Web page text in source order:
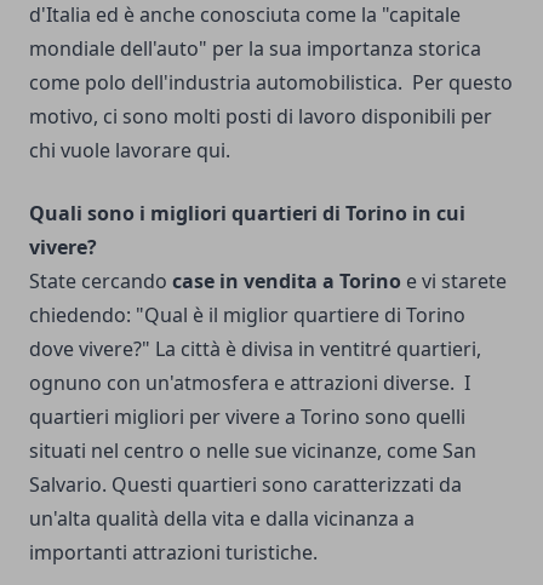
d'Italia ed è anche conosciuta come la "capitale
mondiale dell'auto" per la sua importanza storica
come polo dell'industria automobilistica. Per questo
motivo, ci sono molti posti di lavoro disponibili per
chi vuole lavorare qui.
Quali sono i migliori quartieri di Torino in cui
vivere?
State cercando case in vendita a Torino e vi starete
chiedendo: "Qual è il miglior quartiere di Torino
dove vivere?" La città è divisa in ventitré quartieri,
ognuno con un'atmosfera e attrazioni diverse. I
quartieri migliori per vivere a Torino sono quelli
situati nel centro o nelle sue vicinanze, come San
Salvario. Questi quartieri sono caratterizzati da
un'alta qualità della vita e dalla vicinanza a
importanti attrazioni turistiche.